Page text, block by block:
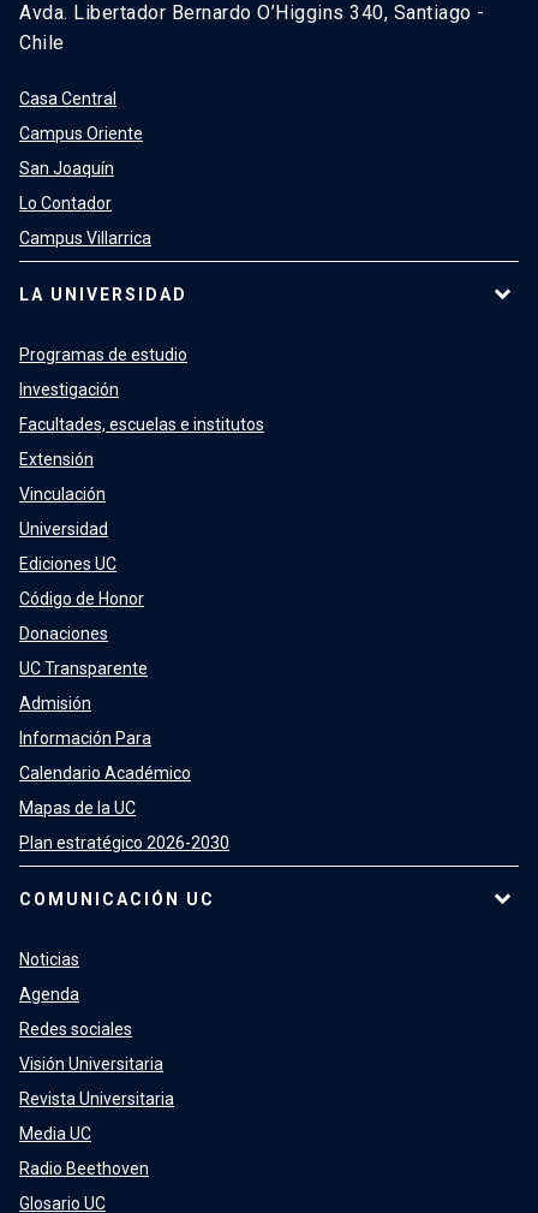
Avda. Libertador Bernardo O’Higgins 340, Santiago -
Chile
Casa Central
Campus Oriente
San Joaquín
Lo Contador
Campus Villarrica
LA UNIVERSIDAD
Programas de estudio
Investigación
Facultades, escuelas e institutos
Extensión
Vinculación
Universidad
Ediciones UC
Código de Honor
Donaciones
UC Transparente
Admisión
Información Para
Calendario Académico
Mapas de la UC
Plan estratégico 2026-2030
COMUNICACIÓN UC
Noticias
Agenda
Redes sociales
Visión Universitaria
Revista Universitaria
Media UC
Radio Beethoven
Glosario UC